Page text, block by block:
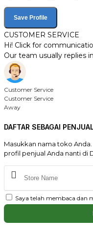
Save Profile
CUSTOMER SERVICE
Hi! Click for
Our team usually replies
Customer Service
Customer Service
Away
DAFTAR SEBAGAI
Masukkan nama toko
profil penjual Anda nanti di
Saya telah membaca dan